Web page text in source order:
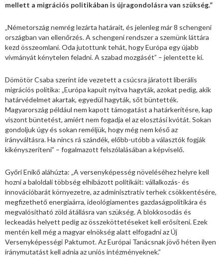
mellett a migrációs politikában is újragondolásra van szükség.”
„Németország nemrég lezárta határait, és jelenleg már 8 schengeni
országban van ellenőrzés. A schengeni rendszer a szemünk láttára
kezd összeomlani. Oda jutottunk tehát, hogy Európa egy újabb
vívmányát kénytelen feladni. A szabad mozgásét” – jelentette ki.
Dömötör Csaba szerint ide vezetett a csúcsra járatott liberális
migrációs politika: „Európa kapuit nyitva hagyták, azokat pedig, akik
határvédelmet akartak, egyedül hagyták, sőt büntették.
Magyarország például nem kapott támogatást a határkerítésre, kap
viszont büntetést, amiért nem fogadja el az elosztási kvótát. Sokan
gondoljuk úgy és sokan reméljük, hogy még nem késő az
irányváltásra. Ha nincs rá szándék, előbb-utóbb a választók fogják
kikényszeríteni” – fogalmazott felszólalásában a képviselő.
Győri Enikő aláhúzta: „A versenyképesség növeléséhez helyre kell
hozni a baloldali többség elhibázott politikáit: vállalkozás- és
innovációbarát környezetre, az adminisztratív terhek csökkentésére,
megfizethető energiaárra, ideológiamentes gazdaságpolitikára és
megvalósítható zöld átállásra van szükség. A blokkosodás és
leckeadás helyett pedig az összeköttetéseket kell erősíteni. Ezek
mentén kell még a magyar elnökség alatt elfogadni az Új
Versenyképességi Paktumot. Az Európai Tanácsnak jövő héten ilyen
iránymutatást kell adnia az uniós intézményeknek.”